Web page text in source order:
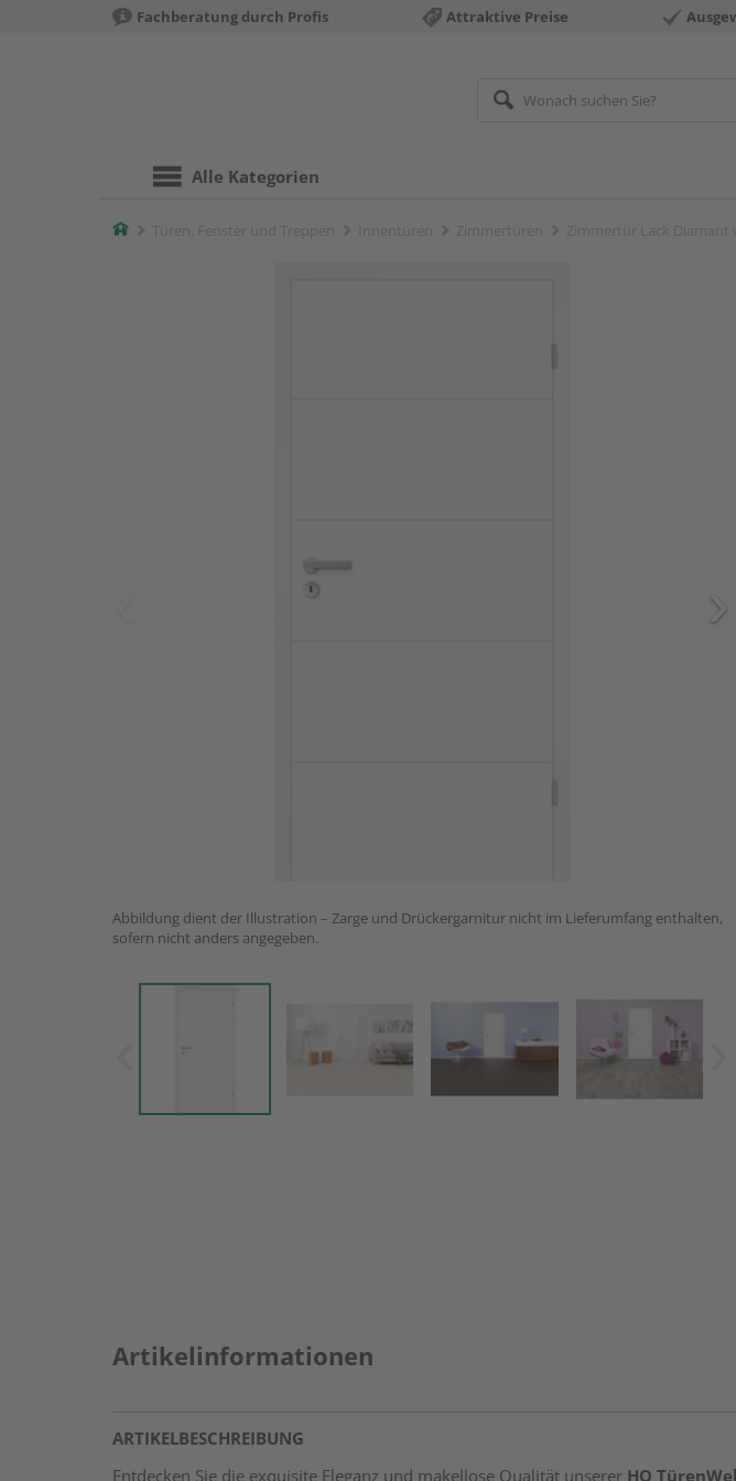
Fachberatung durch Profis Attraktive Preise
Alle Kategorien
Home
Abbildung dient der Illustration – Zarge und Drückergarnitur nicht im Lieferumfang enthalten,
sofern nicht anders angegeben.
Artikelinformationen
ARTIKELBESCHREIBUNG
Entdecken Sie die exquisite Eleganz und makellose Qualität unserer HQ